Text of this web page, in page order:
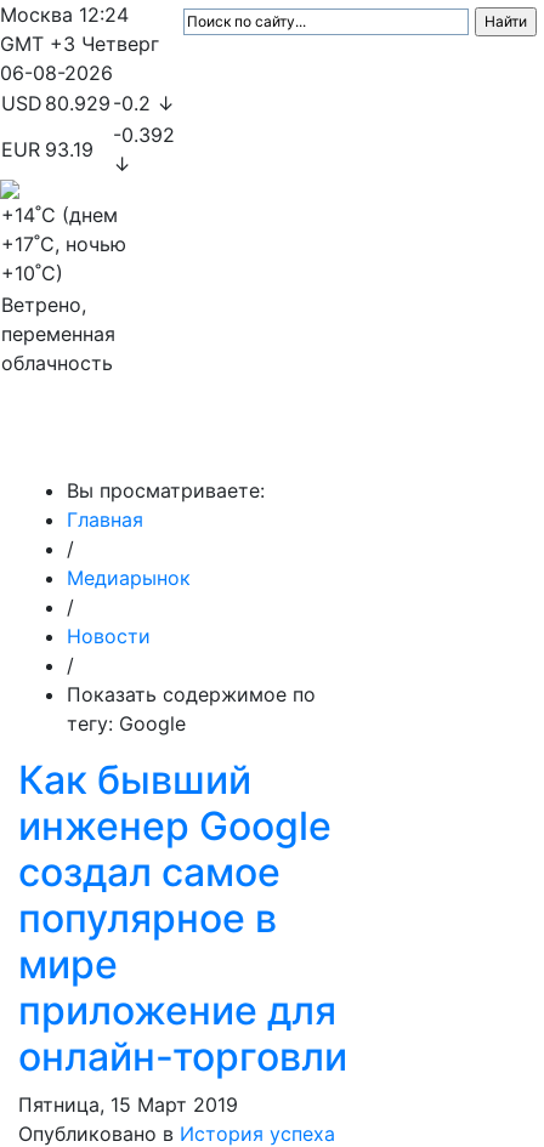
Москва 12:24
GMT +3 Четверг
06-08-2026
USD 80.929 -0.2 ↓
EUR 93.19
-0.392
↓
+14˚C (днем
+17˚C, ночью
+10˚C)
Ветрено,
переменная
облачность
Вы просматриваете:
Главная
/
Медиарынок
/
Новости
/
Показать содержимое по
тегу: Google
Как бывший
инженер Google
создал самое
популярное в
мире
приложение для
онлайн-торговли
Пятница, 15 Март 2019
Опубликовано в История успеха